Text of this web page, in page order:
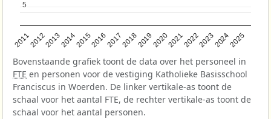
201120122013201420152016201720182019202020212022202320242025
5
5
Bovenstaande grafiek toont de data over het personeel in
FTE en personen voor de vestiging Katholieke Basisschool
Franciscus in Woerden. De linker vertikale-as toont de
schaal voor het aantal FTE, de rechter vertikale-as toont de
schaal voor het aantal personen.